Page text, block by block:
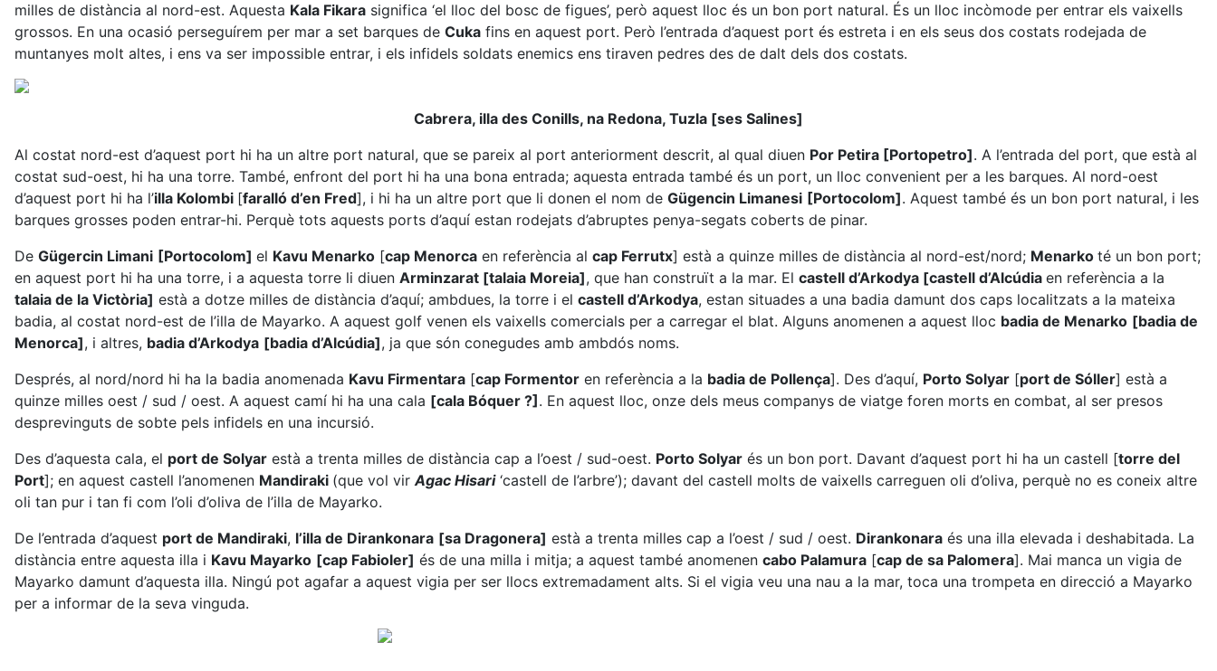
milles de distància al nord-est. Aquesta Kala Fikara significa ‘el lloc del bosc de figues’, però aquest lloc és un bon port natural. És un lloc incòmode per entrar els vaixells
grossos. En una ocasió perseguírem per mar a set barques de Cuka fins en aquest port. Però l’entrada d’aquest port és estreta i en els seus dos costats rodejada de
muntanyes molt altes, i ens va ser impossible entrar, i els infidels soldats enemics ens tiraven pedres des de dalt dels dos costats.
Cabrera, illa des Conills, na Redona, Tuzla [ses Salines]
Al costat nord-est d’aquest port hi ha un altre port natural, que se pareix al port anteriorment descrit, al qual diuen Por Petira [Portopetro]. A l’entrada del port, que està al
costat sud-oest, hi ha una torre. També, enfront del port hi ha una bona entrada; aquesta entrada també és un port, un lloc convenient per a les barques. Al nord-oest
d’aquest port hi ha l’illa Kolombi [faralló d’en Fred], i hi ha un altre port que li donen el nom de Gügencin Limanesi [Portocolom]. Aquest també és un bon port natural, i les
barques grosses poden entrar-hi. Perquè tots aquests ports d’aquí estan rodejats d’abruptes penya-segats coberts de pinar.
De Gügercin Limani [Portocolom] el Kavu Menarko [cap Menorca en referència al cap Ferrutx] està a quinze milles de distància al nord-est/nord; Menarko té un bon port;
en aquest port hi ha una torre, i a aquesta torre li diuen Arminzarat [talaia Moreia], que han construït a la mar. El castell d’Arkodya [castell d’Alcúdia en referència a la
talaia de la Victòria] està a dotze milles de distància d’aquí; ambdues, la torre i el castell d’Arkodya, estan situades a una badia damunt dos caps localitzats a la mateixa
badia, al costat nord-est de l’illa de Mayarko. A aquest golf venen els vaixells comercials per a carregar el blat. Alguns anomenen a aquest lloc badia de Menarko [badia de
Menorca], i altres, badia d’Arkodya [badia d’Alcúdia], ja que són conegudes amb ambdós noms.
Després, al nord/nord hi ha la badia anomenada Kavu Firmentara [cap Formentor en referència a la badia de Pollença]. Des d’aquí, Porto Solyar [port de Sóller] està a
quinze milles oest / sud / oest. A aquest camí hi ha una cala [cala Bóquer ?] . En aquest lloc, onze dels meus companys de viatge foren morts en combat, al ser presos
desprevinguts de sobte pels infidels en una incursió.
Des d’aquesta cala, el port de Solyar està a trenta milles de distància cap a l’oest / sud-oest. Porto Solyar és un bon port. Davant d’aquest port hi ha un castell [torre del
Port]; en aquest castell l’anomenen Mandiraki (que vol virAgac Hisari‘castell de l’arbre’); davant del castell molts de vaixells carreguen oli d’oliva, perquè no es coneix altre
oli tan pur i tan fi com l’oli d’oliva de l’illa de Mayarko.
De l’entrada d’aquest port de Mandiraki, l’illa de Dirankonara [sa Dragonera] està a trenta milles cap a l’oest / sud / oest. Dirankonara és una illa elevada i deshabitada. La
distància entre aquesta illa i Kavu Mayarko [cap Fabioler] és de una milla i mitja; a aquest també anomenen cabo Palamura [cap de sa Palomera]. Mai manca un vigia de
Mayarko damunt d’aquesta illa. Ningú pot agafar a aquest vigia per ser llocs extremadament alts. Si el vigia veu una nau a la mar, toca una trompeta en direcció a Mayarko
per a informar de la seva vinguda.